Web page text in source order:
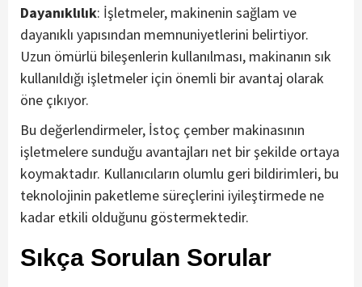
Dayanıklılık: İşletmeler, makinenin sağlam ve
dayanıklı yapısından memnuniyetlerini belirtiyor.
Uzun ömürlü bileşenlerin kullanılması, makinanın sık
kullanıldığı işletmeler için önemli bir avantaj olarak
öne çıkıyor.
Bu değerlendirmeler, İstoç çember makinasının
işletmelere sunduğu avantajları net bir şekilde ortaya
koymaktadır. Kullanıcıların olumlu geri bildirimleri, bu
teknolojinin paketleme süreçlerini iyileştirmede ne
kadar etkili olduğunu göstermektedir.
Sıkça Sorulan Sorular